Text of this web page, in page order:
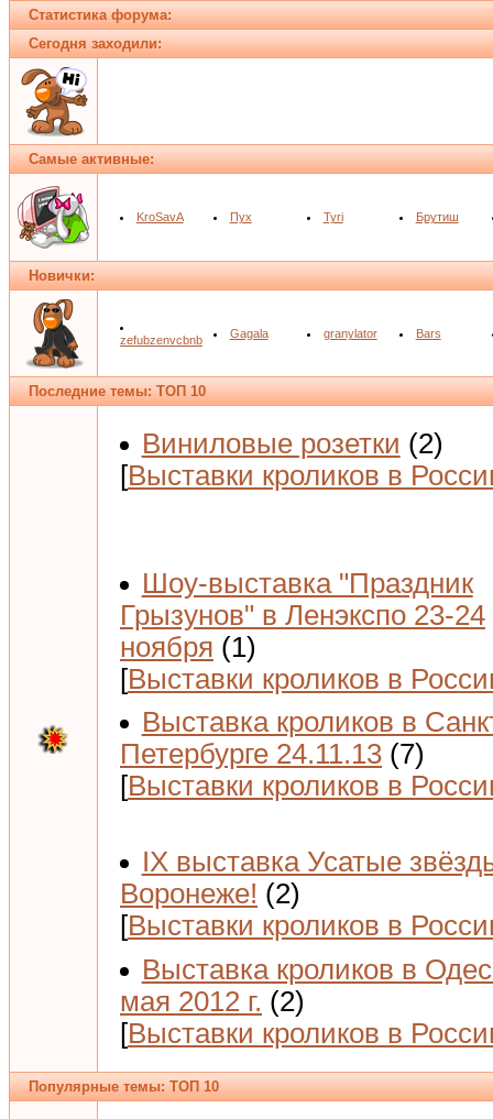
Статистика форума:
Сегодня заходили:
Самые активные:
KroSavA Пух Tyri Брутиш
Новички:
zefubzenvcbnb Gagala granylator Bars
Последние темы: ТОП 10
Виниловые розетки (2)
[Выставки кроликов в
Шоу-выставка "Праздник
Грызунов" в Ленэкспо 23-24
ноября (1)
[Выставки кроликов в
Выставка кроликов в
Петербурге 24.11.13 (7)
[Выставки кроликов в
IX выставка Усатые
Воронеже! (2)
[Выставки кроликов в
Выставка кроликов в
мая 2012 г. (2)
[Выставки кроликов в
Популярные темы: ТОП 10